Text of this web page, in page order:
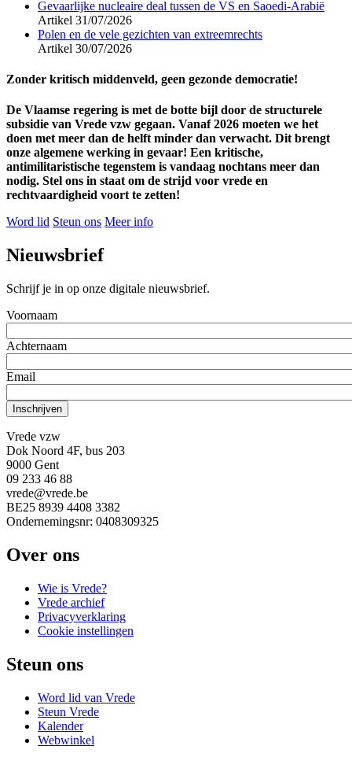
Gevaarlijke nucleaire deal tussen de VS en Saoedi-Arabië
Artikel 31/07/2026
Polen en de vele gezichten van extreemrechts
Artikel 30/07/2026
Zonder kritisch middenveld, geen gezonde democratie!
De Vlaamse regering is met de botte bijl door de structurele
subsidie van Vrede vzw gegaan. Vanaf 2026 moeten we het
doen met meer dan de helft minder dan verwacht. Dit brengt
onze algemene werking in gevaar! Een kritische,
antimilitaristische tegenstem is vandaag nochtans meer dan
nodig. Stel ons in staat om de strijd voor vrede en
rechtvaardigheid voort te zetten!
Word lid Steun ons Meer info
Nieuwsbrief
Schrijf je in op onze digitale nieuwsbrief.
Voornaam
Achternaam
Email
Vrede vzw
Dok Noord 4F, bus 203
9000 Gent
09 233 46 88
vrede@vrede.be
BE25 8939 4408 3382
Ondernemingsnr: 0408309325
Over ons
Wie is Vrede?
Vrede archief
Privacyverklaring
Cookie instellingen
Steun ons
Word lid van Vrede
Steun Vrede
Kalender
Webwinkel